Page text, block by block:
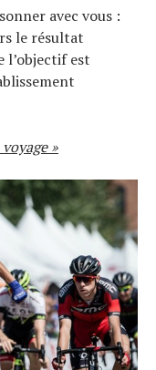
avec vous :
le résultat
l’objectif est
»